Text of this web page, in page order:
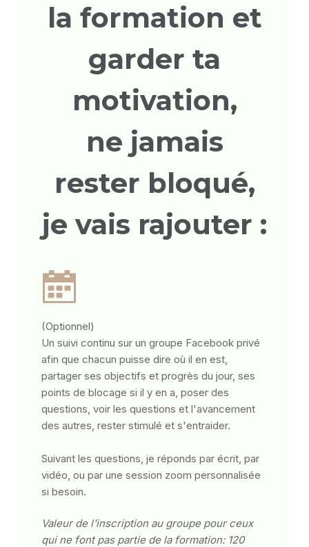
la formation et
garder ta
motivation,
ne jamais
rester bloqué,
je vais rajouter :
(Optionnel)
Un suivi continu sur un groupe Facebook privé
afin que chacun puisse dire où il en est,
partager ses objectifs et progrès du jour, ses
points de blocage si il y en a, poser des
questions, voir les questions et l'avancement
des autres, rester stimulé et s'entraider.
Suivant les questions, je réponds par écrit, par
vidéo, ou par une session zoom personnalisée
si besoin.
Valeur de l'inscription au groupe pour ceux
qui ne font pas partie de la formation: 120